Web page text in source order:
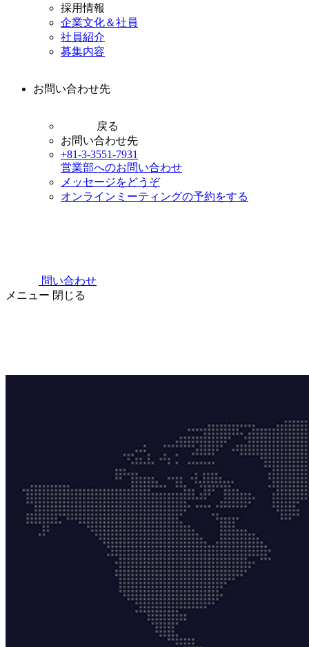
採用情報
企業文化＆社員
社員紹介
募集内容
お問い合わせ先
戻る
お問い合わせ先
+81-3-3551-7931
営業部へのお問い合わせ
メッセージをどうぞ
オンラインミーティングの予約をする
問い合わせ
メニュー 閉じる